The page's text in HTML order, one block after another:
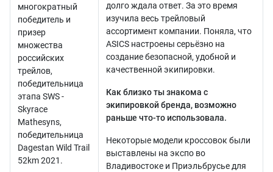
многократный
победитель и
призер
множества
российских
трейлов,
победительница
этапа SWS -
Skyrace
Mathesyns,
победительница
Dagestan Wild Trail
52km 2021.
долго ждала ответ. За это время
изучила весь трейловый
ассортимент компании. Поняла, что
ASICS настроены серьёзно на
создание безопасной, удобной и
качественной экипировки.
Как близко ты знакома с
экипировкой бренда, возможно
раньше что-то использовала.
Некоторые модели кроссовок были
выставлены на экспо во
Владивостоке и Приэльбрусье для